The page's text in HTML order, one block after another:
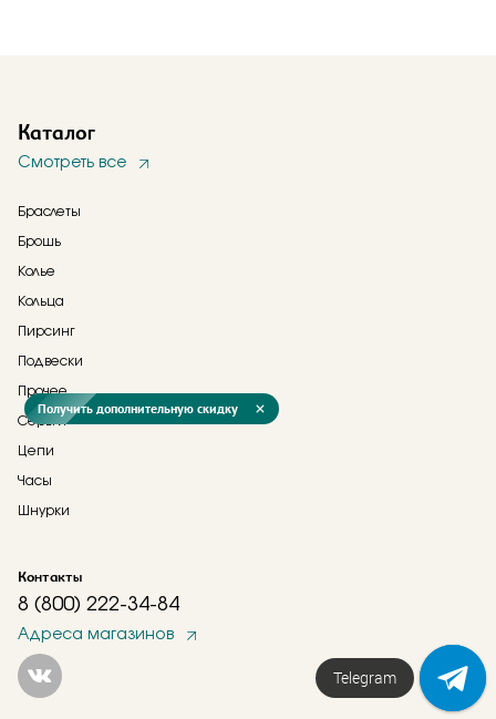
Каталог
Смотреть все
Браслеты
Брошь
Колье
Кольца
Пирсинг
Подвески
Прочее
Серьги
Цепи
Часы
Шнурки
Контакты
8 (800) 222-34-84
Адреса магазинов
Получить дополнительную скидку
Telegram